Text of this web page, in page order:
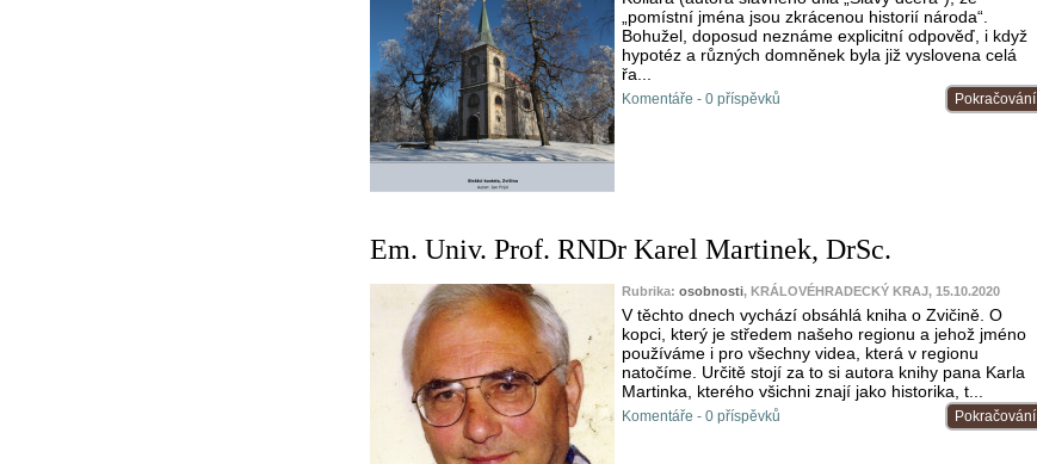
„pomístní jména jsou zkrácenou historií národa“.
Bohužel, doposud neznáme explicitní odpověď, i když
hypotéz a různých domněnek byla již vyslovena celá
řa...
Pokračování
Komentáře - 0 příspěvků
Em. Univ. Prof. RNDr Karel Martinek, DrSc.
Rubrika: osobnosti, KRÁLOVÉHRADECKÝ KRAJ, 15.10.2020
V těchto dnech vychází obsáhlá kniha o Zvičině. O
kopci, který je středem našeho regionu a jehož jméno
používáme i pro všechny videa, která v regionu
natočíme. Určitě stojí za to si autora knihy pana Karla
Martinka, kterého všichni znají jako historika, t...
Pokračování
Komentáře - 0 příspěvků